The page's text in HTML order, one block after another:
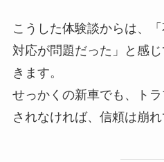
こうした体験談からは、
対応が問題だった」と感
きます。
せっかくの新車でも、ト
されなければ、信頼は崩れ